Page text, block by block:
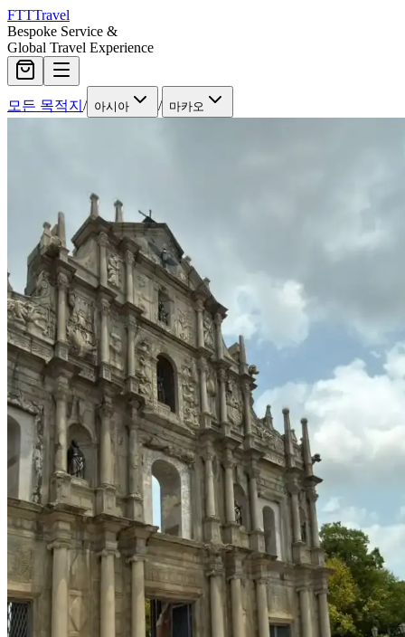
FTTTravel
Bespoke Service &
Global Travel Experience
모든 목적지 / 아시아 / 마카오